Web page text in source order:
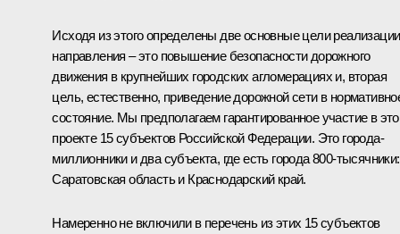
Исходя из этого определены две основные цели реализации
направления – это повышение безопасности дорожного
движения в крупнейших городских агломерациях и, вторая
цель, естественно, приведение дорожной сети в
состояние. Мы предполагаем гарантированное участие в
проекте 15 субъектов Российской Федерации. Это города-
миллионники и два субъекта, где есть города 800‑тысячники:
Саратовская область и Краснодарский край.
Намеренно не включили в перечень из этих 15 субъектов